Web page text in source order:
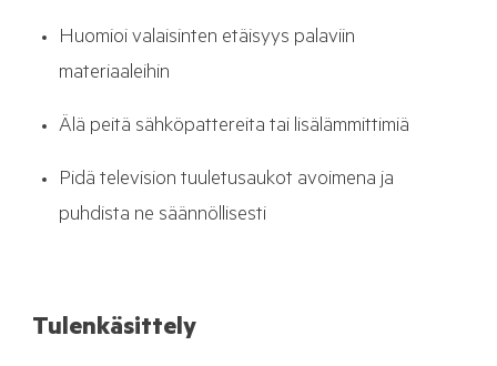
Huomioi valaisinten etäisyys palaviin
materiaaleihin
Älä peitä sähköpattereita tai lisälämmittimiä
Pidä television tuuletusaukot avoimena ja
puhdista ne säännöllisesti
Tulenkäsittely